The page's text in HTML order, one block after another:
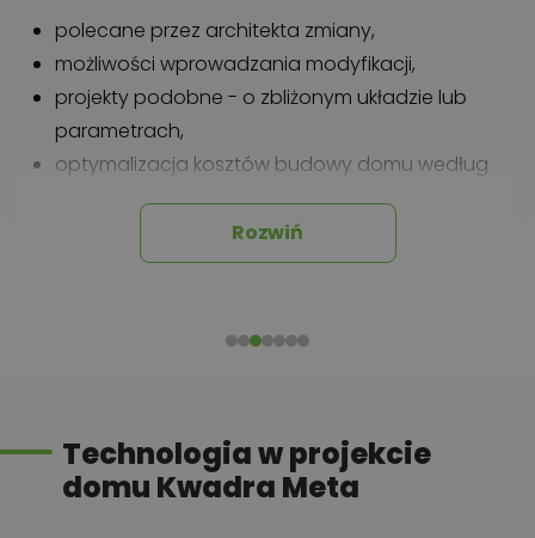
polecane przez architekta zmiany,
możliwości wprowadzania modyfikacji,
projekty podobne - o zbliżonym układzie lub
parametrach,
optymalizacja kosztów budowy domu według
tego projektu,
informacje szczegółowe - np. wymiary
pomieszczeń, instalacje, materiały?
52 384 49 90lub
Rozwiń
Technologia w projekcie
domu Kwadra Meta